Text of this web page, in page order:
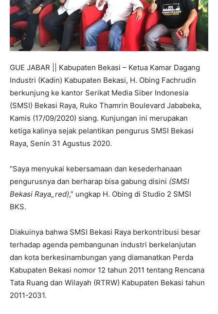
GUE JABAR || Kabupaten Bekasi – Ketua Kamar Dagang
Industri (Kadin) Kabupaten Bekasi, H. Obing Fachrudin
berkunjung ke kantor Serikat Media Siber Indonesia
(SMSI) Bekasi Raya, Ruko Thamrin Boulevard Jababeka,
Kamis (17/09/2020) siang. Kunjungan ini merupakan
ketiga kalinya sejak pelantikan pengurus SMSI Bekasi
Raya, Senin 31 Agustus 2020.
“Saya menyukai kebersamaan dan kesederhanaan
pengurusnya dan berharap bisa gabung disini (SMSI
Bekasi Raya_red),” ungkap H. Obing di Studio 2 SMSI
BKS.
Diakuinya bahwa SMSI Bekasi Raya berkontribusi besar
terhadap agenda pembangunan industri berkelanjutan
dan kota berkesinambungan yang diamanatkan Perda
Kabupaten Bekasi nomor 12 tahun 2011 tentang Rencana
Tata Ruang dan Wilayah (RTRW) Kabupaten Bekasi tahun
2011-2031.